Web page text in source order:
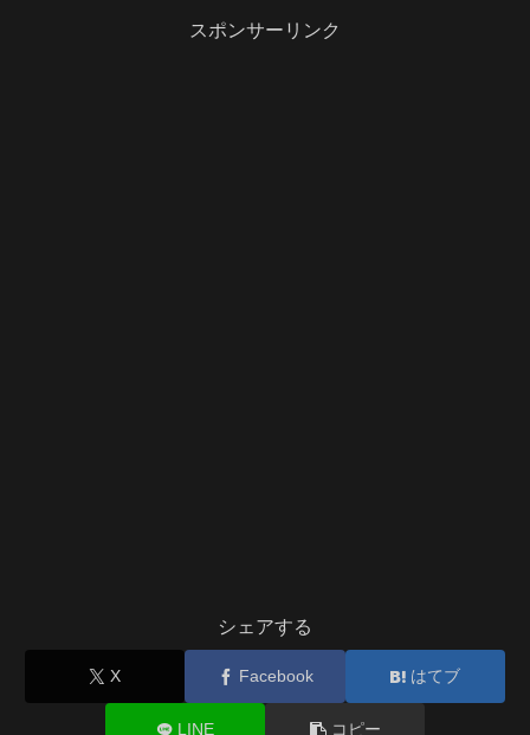
スポンサーリンク
シェアする
X Facebook はてブ
LINE コピー